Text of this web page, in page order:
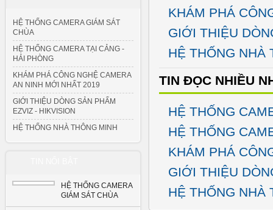
HỆ THỐNG CAMERA GIÁM SÁT
CHÙA
HỆ THỐNG CAMERA TẠI CẢNG -
HẢI PHÒNG
KHÁM PHÁ CÔNG NGHỆ CAMERA
AN NINH MỚI NHẤT 2019
GIỚI THIỆU DÒNG SẢN PHẨM
EZVIZ - HIKVISION
HỆ THỐNG NHÀ THÔNG MINH
HỆ THỐNG CAMERA
GIÁM SÁT CHÙA
KHÁM PHÁ
GIỚI THIỆU
HỆ THỐNG NHÀ
TIN ĐỌC NHIỀU
HỆ THỐNG
HỆ THỐNG
KHÁM PHÁ
GIỚI THIỆU
HỆ THỐNG NHÀ